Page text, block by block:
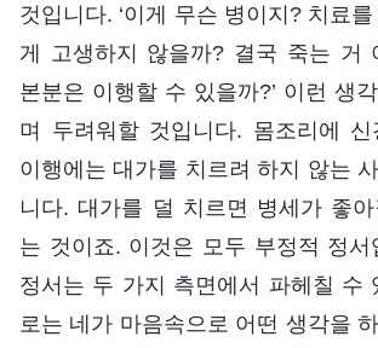
것입니다. ‘이게 무슨 병이지? 치료
게 고생하지 않을까? 결국 죽는 거
본분은 이행할 수 있을까?’ 이런 생
며 두려워할 것입니다. 몸조리에
이행에는 대가를 치르려 하지 않는
니다. 대가를 덜 치르면 병세가 좋
는 것이죠. 이것은 모두 부정적 정서
정서는 두 가지 측면에서 파헤칠 수
로는 네가 마음속으로 어떤 생각을